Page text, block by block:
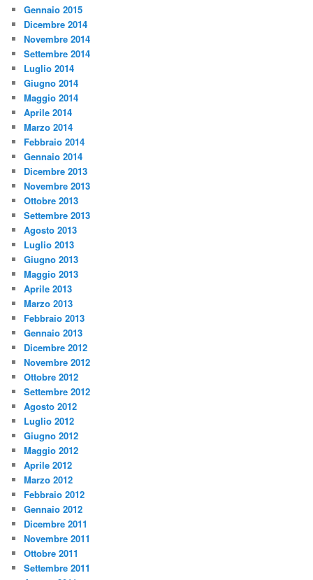
Gennaio 2015
Dicembre 2014
Novembre 2014
Settembre 2014
Luglio 2014
Giugno 2014
Maggio 2014
Aprile 2014
Marzo 2014
Febbraio 2014
Gennaio 2014
Dicembre 2013
Novembre 2013
Ottobre 2013
Settembre 2013
Agosto 2013
Luglio 2013
Giugno 2013
Maggio 2013
Aprile 2013
Marzo 2013
Febbraio 2013
Gennaio 2013
Dicembre 2012
Novembre 2012
Ottobre 2012
Settembre 2012
Agosto 2012
Luglio 2012
Giugno 2012
Maggio 2012
Aprile 2012
Marzo 2012
Febbraio 2012
Gennaio 2012
Dicembre 2011
Novembre 2011
Ottobre 2011
Settembre 2011